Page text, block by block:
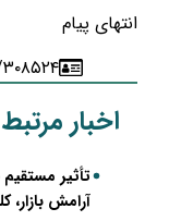
انتهای پیام
۸۵۲۴
اخبار مرتبط
تأثیر
آرامش